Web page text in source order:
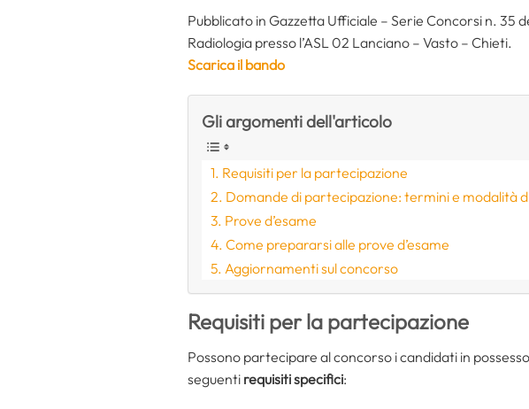
Pubblicato in Gazzetta Ufficiale – Serie Concorsi n. 35
Radiologia presso l’ASL 02 Lanciano – Vasto – Chieti.
Scarica il bando
Gli argomenti dell'articolo
Requisiti per la partecipazione
Domande di partecipazione: termini e modalità
Prove d’esame
Come prepararsi alle prove d’esame
Aggiornamenti sul concorso
Requisiti per la partecipazione
Possono partecipare al concorso i candidati in
seguenti requisiti specifici: